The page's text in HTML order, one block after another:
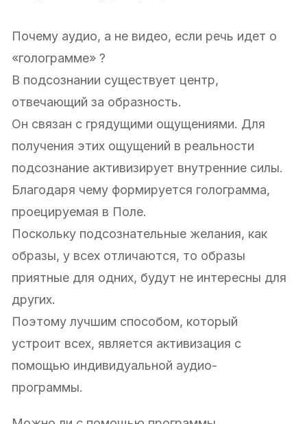
Почему аудио, а не видео, если речь идет о
«голограмме» ?
В подсознании существует центр,
отвечающий за образность.
Он связан с грядущими ощущениями. Для
получения этих ощущений в реальности
подсознание активизирует внутренние силы.
Благодаря чему формируется голограмма,
проецируемая в Поле.
Поскольку подсознательные желания, как
образы, у всех отличаются, то образы
приятные для одних, будут не интересны для
других.
Поэтому лучшим способом, который
устроит всех, является активизация с
помощью индивидуальной аудио-
программы.